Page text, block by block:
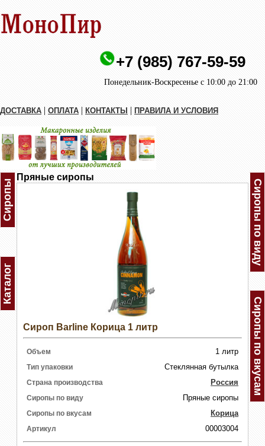
+7 (985) 767-59-59
Понедельник-Воскресенье с 10:00 до 21:00
ДОСТАВКА | ОПЛАТА | КОНТАКТЫ | ПРАВИЛА И УСЛОВИЯ
Сиропы
Каталог
Пряные сиропы
Сироп Barline Корица 1 литр
Объем 1 литр
Тип упаковки Стеклянная бутылка
Страна производства Россия
Сиропы по виду Пряные сиропы
Сиропы по вкусам Корица
Артикул 00003004
Сиропы по виду
Сиропы по вкусам